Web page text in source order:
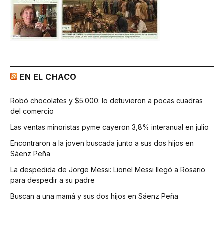
EN EL CHACO
Robó chocolates y $5.000: lo detuvieron a pocas cuadras
del comercio
Las ventas minoristas pyme cayeron 3,8% interanual en julio
Encontraron a la joven buscada junto a sus dos hijos en
Sáenz Peña
La despedida de Jorge Messi: Lionel Messi llegó a Rosario
para despedir a su padre
Buscan a una mamá y sus dos hijos en Sáenz Peña